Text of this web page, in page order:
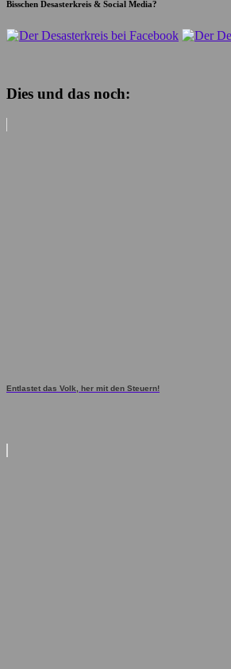
Bisschen Desasterkreis & Social Media?
Dies und das noch:
Entlastet das Volk, her mit den Steuern!